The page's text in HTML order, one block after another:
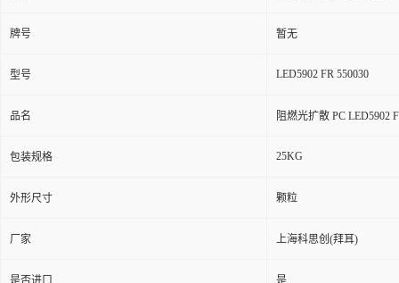
牌号 暂无
型号 LED5902 FR 550030
品名 阻燃光扩散 PC LED5902
包装规格 25KG
外形尺寸 颗粒
厂家 上海科思创(拜耳)
是否进口 是